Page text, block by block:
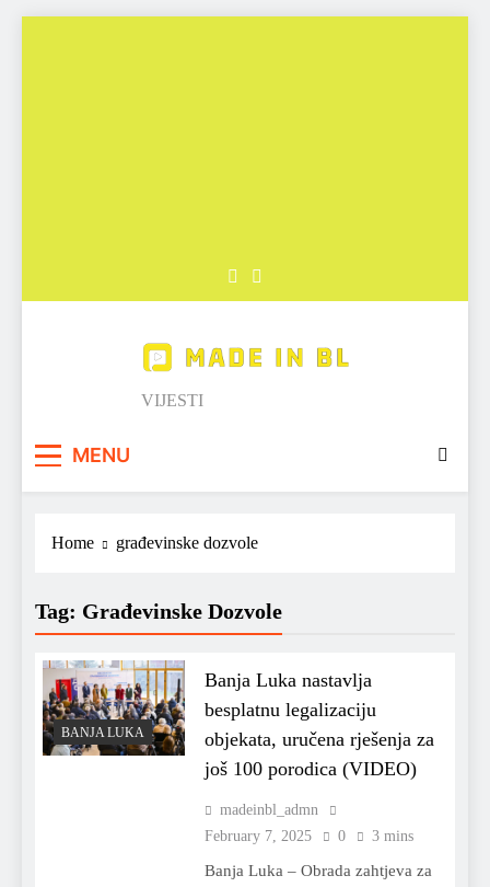
Made in BL
VIJESTI
MENU
Home građevinske dozvole
Tag: Građevinske Dozvole
BANJA LUKA
Banja Luka nastavlja
besplatnu legalizaciju
objekata, uručena rješenja za
još 100 porodica (VIDEO)
madeinbl_admn
February 7, 2025
0 3 mins
Banja Luka – Obrada zahtjeva za